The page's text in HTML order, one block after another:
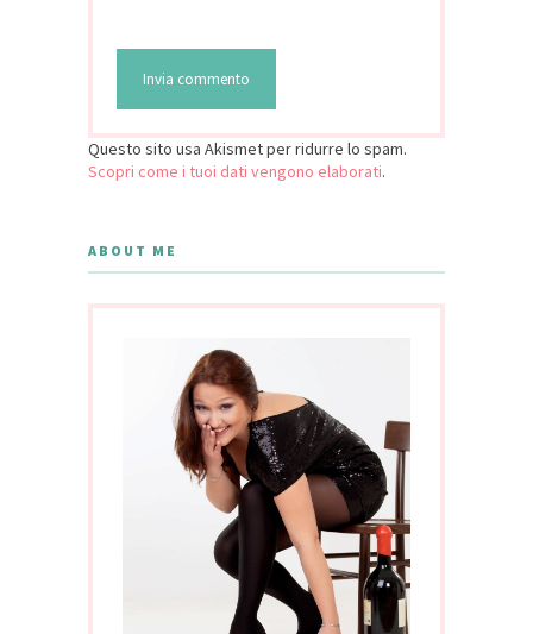
Questo sito usa Akismet per ridurre lo spam.
Scopri come i tuoi dati vengono elaborati.
ABOUT ME